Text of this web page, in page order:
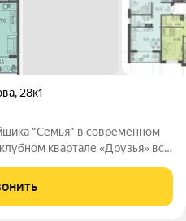
, 28к1
"Семья" в современном
квартале «Друзья» все
детей и коворкинг для